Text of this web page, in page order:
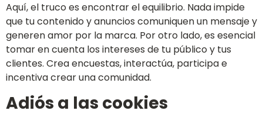
Aquí, el truco es encontrar el equilibrio. Nada impide
que tu contenido y anuncios comuniquen un mensaje y
generen amor por la marca. Por otro lado, es esencial
tomar en cuenta los intereses de tu público y tus
clientes. Crea encuestas, interactúa, participa e
incentiva crear una comunidad.
Adiós a las cookies